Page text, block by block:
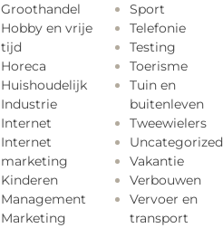
Groothandel
Hobby en vrije
tijd
Horeca
Huishoudelijk
Industrie
Internet
Internet
marketing
Kinderen
Management
Marketing
Sport
Telefonie
Testing
Toerisme
Tuin en
buitenleven
Tweewielers
Uncategorized
Vakantie
Verbouwen
Vervoer en
transport